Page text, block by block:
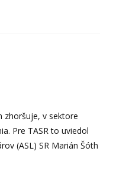
zhoršuje, v sektore
Pre TASR to uviedol
(ASL) SR Marián Šóth